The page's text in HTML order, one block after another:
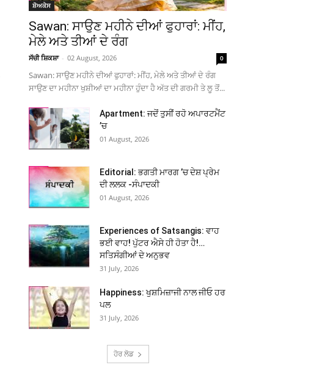
ਸ਼ੋਅਕੇਸ
Sawan: ਸਾਉਣ ਮਹੀਨੇ ਦੀਆਂ ਫੁਹਾਰਾਂ: ਮੀਂਹ,
ਮੇਲੇ ਅਤੇ ਤੀਆਂ ਦੇ ਰੰਗ
ਸੱਚੀ ਸ਼ਿਕਸ਼ਾ - 02 August, 2026 0
Sawan: ਸਾਉਣ ਮਹੀਨੇ ਦੀਆਂ ਫੁਹਾਰਾਂ: ਮੀਂਹ, ਮੇਲੇ ਅਤੇ ਤੀਆਂ ਦੇ ਰੰਗ
ਸਾਉਣ ਦਾ ਮਹੀਨਾ ਖੁਸ਼ੀਆਂ ਦਾ ਮਹੀਨਾ ਹੁੰਦਾ ਹੈ ਅੱਤ ਦੀ ਗਰਮੀ ਤੇ ਲੂ ਤੋਂ...
Apartment: ਜਦੋਂ ਤੁਸੀਂ ਰਹੋ ਅਪਾਰਟਮੈਂਟ
’ਚ
01 August, 2026
Editorial: ਭਗਤੀ ਮਾਰਗ ’ਚ ਦੇਸ਼ ਪ੍ਰੇਮ
ਦੀ ਲਲਕ -ਸੰਪਾਦਕੀ
01 August, 2026
Experiences of Satsangis: ਵਾਹ
ਭਈ ਵਾਹ! ਪੁੱਟਰ ਐਸੇ ਹੀ ਹੋਤਾ ਹੈ!…
ਸਤਿਸੰਗੀਆਂ ਦੇ ਅਨੁਭਵ
31 July, 2026
Happiness: ਖੁਸ਼ਮਿਜ਼ਾਜੀ ਨਾਲ ਜੀਓ ਹਰ
ਪਲ
31 July, 2026
ਹੋਰ ਲੋਡ